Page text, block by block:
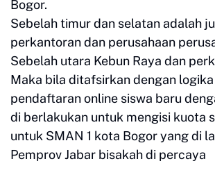
Bogor.
Sebelah timur dan selatan adalah
perkantoran dan perusahaan
Sebelah utara Kebun Raya dan
Maka bila ditafsirkan dengan
pendaftaran online siswa baru
di berlakukan untuk mengisi kuota
untuk SMAN 1 kota Bogor yang di
Pemprov Jabar bisakah di percaya